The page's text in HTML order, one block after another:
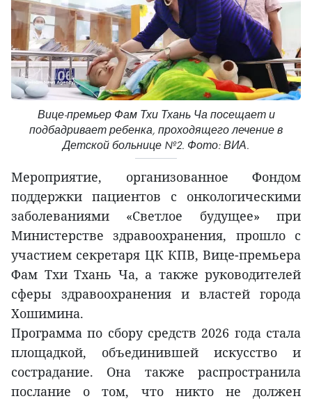
Вице-премьер Фам Тхи Тхань Ча посещает и
подбадривает ребенка, проходящего лечение в
Детской больнице №2. Фото: ВИА.
Мероприятие, организованное Фондом
поддержки пациентов с онкологическими
заболеваниями «Светлое будущее» при
Министерстве здравоохранения, прошло с
участием секретаря ЦК КПВ, Вице-премьера
Фам Тхи Тхань Ча, а также руководителей
сферы здравоохранения и властей города
Хошимина.
Программа по сбору средств 2026 года стала
площадкой, объединившей искусство и
сострадание. Она также распространила
послание о том, что никто не должен